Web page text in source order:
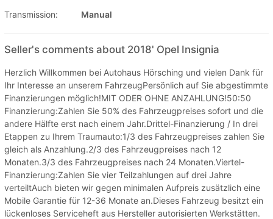
Transmission:
Manual
Seller's comments about 2018' Opel Insignia
Herzlich Willkommen bei Autohaus Hörsching und vielen Dank für
Ihr Interesse an unserem FahrzeugPersönlich auf Sie abgestimmte
Finanzierungen möglich!MIT ODER OHNE ANZAHLUNG!50:50
Finanzierung:Zahlen Sie 50% des Fahrzeugpreises sofort und die
andere Hälfte erst nach einem Jahr.Drittel-Finanzierung / In drei
Etappen zu Ihrem Traumauto:1/3 des Fahrzeugpreises zahlen Sie
gleich als Anzahlung.2/3 des Fahrzeugpreises nach 12
Monaten.3/3 des Fahrzeugpreises nach 24 Monaten.Viertel-
Finanzierung:Zahlen Sie vier Teilzahlungen auf drei Jahre
verteiltAuch bieten wir gegen minimalen Aufpreis zusätzlich eine
Mobile Garantie für 12-36 Monate an.Dieses Fahrzeug besitzt ein
lückenloses Serviceheft aus Hersteller autorisierten Werkstätten.